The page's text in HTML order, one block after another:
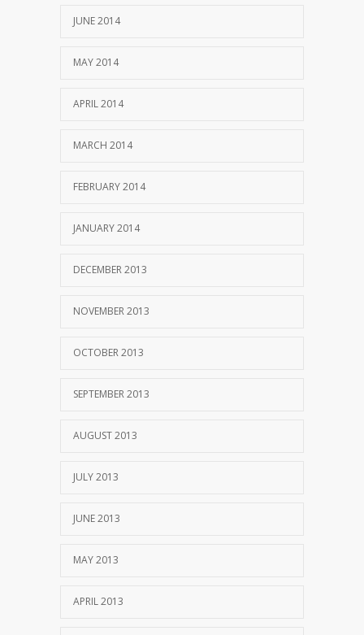
JUNE 2014
MAY 2014
APRIL 2014
MARCH 2014
FEBRUARY 2014
JANUARY 2014
DECEMBER 2013
NOVEMBER 2013
OCTOBER 2013
SEPTEMBER 2013
AUGUST 2013
JULY 2013
JUNE 2013
MAY 2013
APRIL 2013